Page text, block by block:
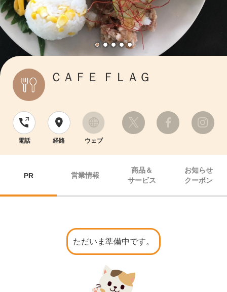
ＣＡＦＥ ＦＬＡＧ
電話 経路 ウェブ
PR 営業情報
商品＆
サービス
お知らせ
クーポン
ただいま準備中です。